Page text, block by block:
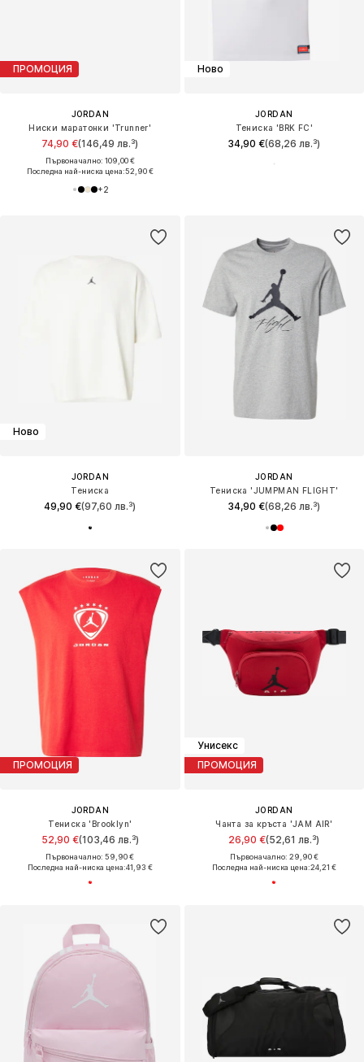
ПРОМОЦИЯ
JORDAN
Ниски маратонки 'Trunner'
74,90 €(146,49 лв.³)
Първоначално: 109,00 €
Последна най-ниска цена:52,90 €
+2
Ново
JORDAN
Тениска 'BRK FC'
34,90 €(68,26 лв.³)
Ново
JORDAN
Тениска
49,90 €(97,60 лв.³)
JORDAN
Тениска 'JUMPMAN FLIGHT'
34,90 €(68,26 лв.³)
ПРОМОЦИЯ
JORDAN
Тениска 'Brooklyn'
52,90 €(103,46 лв.³)
Първоначално: 59,90 €
Последна най-ниска цена:41,93 €
Унисекс
ПРОМОЦИЯ
JORDAN
Чанта за кръста 'JAM AIR'
26,90 €(52,61 лв.³)
Първоначално: 29,90 €
Последна най-ниска цена:24,21 €